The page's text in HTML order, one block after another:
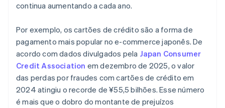
continua aumentando a cada ano.
Por exemplo, os cartões de crédito são a forma de
pagamento mais popular no e-commerce japonês. De
acordo com dados divulgados pela Japan Consumer
Credit Association em dezembro de 2025, o valor
das perdas por fraudes com cartões de crédito em
2024 atingiu o recorde de ¥55,5 bilhões. Esse número
é mais que o dobro do montante de prejuízos